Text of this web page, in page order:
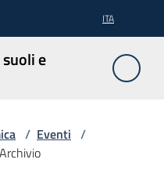
ITA
e
/ Eventi /